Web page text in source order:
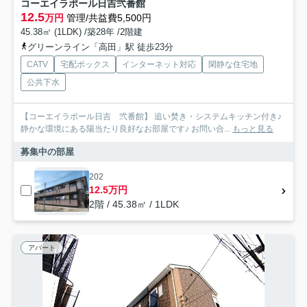
コーエイラポール日吉弐番館
12.5万円 管理/共益費5,500円
45.38㎡ (1LDK) /築28年 /2階建
グリーンライン「高田」駅 徒歩23分
CATV 宅配ボックス インターネット対応
閑静な住宅地
公共下水
【コーエイラポール日吉 弐番館】 追い焚き・システムキッチン付き♪
静かな環境にある陽当たり良好なお部屋です♪ お問い合...
もっと見る
募集中の部屋
202
12.5万円
2階 / 45.38㎡ / 1LDK
アパート